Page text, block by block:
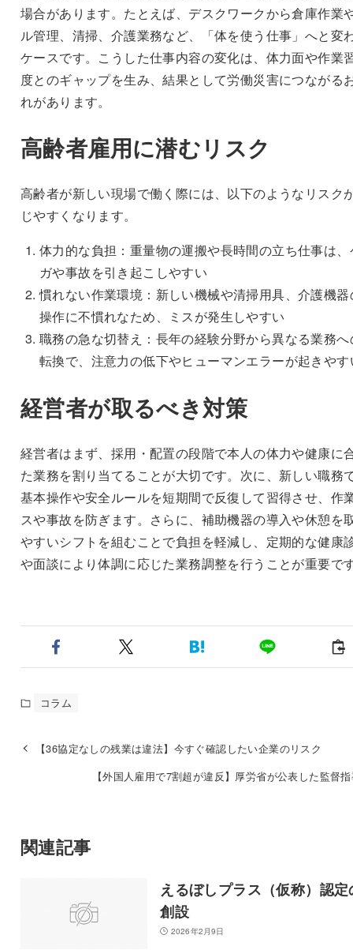
場合があります。たとえば、デスクワークから倉庫作業
ル管理、清掃、介護業務など、「体を使う仕事」へと変
ケースです。こうした仕事内容の変化は、体力面や作業
度とのギャップを生み、結果として労働災害につながる
れがあります。
高齢者雇用に潜むリスク
高齢者が新しい現場で働く際には、以下のようなリスク
じやすくなります。
体力的な負担：重量物の運搬や長時間の立ち仕事は、
ガや事故を引き起こしやすい
慣れない作業環境：新しい機械や清掃用具、介護機器
操作に不慣れなため、ミスが発生しやすい
職務の急な切替え：長年の経験分野から異なる業務へ
転換で、注意力の低下やヒューマンエラーが起きやす
経営者が取るべき対策
経営者はまず、採用・配置の段階で本人の体力や健康に
た業務を割り当てることが大切です。次に、新しい職務
基本操作や安全ルールを短期間で反復して習得させ、作
スや事故を防ぎます。さらに、補助機器の導入や休憩を
やすいシフトを組むことで負担を軽減し、定期的な健康
や面談により体調に応じた業務調整を行うことが重要で
コラム
【36協定なしの残業は違法】今すぐ確認したい企業のリスク
【外国人雇用で7割超が違反】厚労省が公表した監督
関連記事
えるぼしプラス（仮称）認定
創設
2026年2月9日